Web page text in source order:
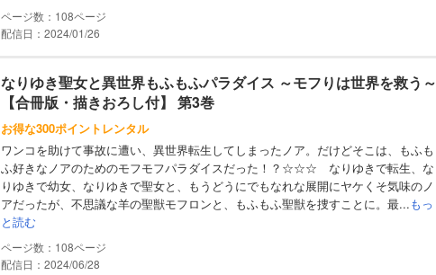
108
配信日：2024/01/26
なりゆき聖女と異世界もふもふパラダイス ～モフりは世界を救う～
【合冊版・描きおろし付】 第3巻
お得な300ポイントレンタル
ワンコを助けて事故に遭い、異世界転生してしまったノア。だけどそこは、もふも
ふ好きなノアのためのモフモフパラダイスだった！？☆☆☆ なりゆきで転生、な
りゆきで幼女、なりゆきで聖女と、もうどうにでもなれな展開にヤケくそ気味のノ
アだったが、不思議な羊の聖獣モフロンと、もふもふ聖獣を捜すことに。最...もっ
と読む
108
配信日：2024/06/28